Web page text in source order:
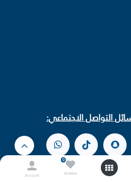
0
Wishlist
Account
التواصل الاجتماعي: